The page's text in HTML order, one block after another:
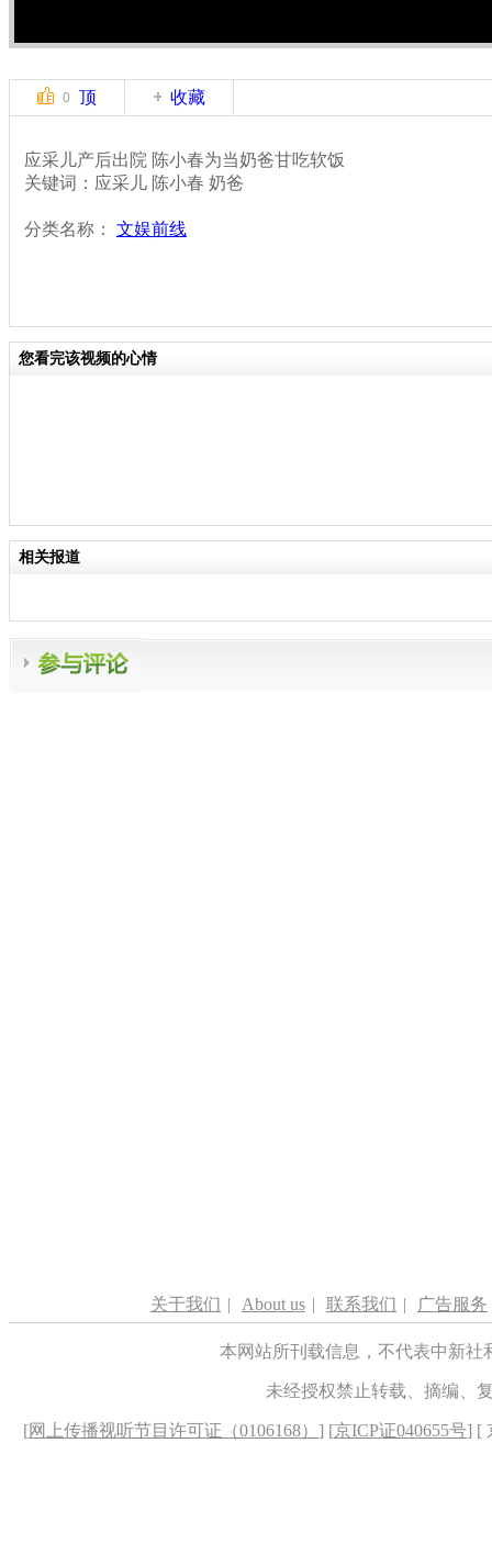
0 顶 收藏
应采儿产后出院 陈小春为当奶爸甘吃软饭
关键词：应采儿 陈小春 奶爸
分类名称： 文娱前线
您看完该视频的心情
相关报道
关于我们 | About us | 联系我们 | 广告服务
本网站所刊载信息，不代表中新
未经授权禁止转载、摘编、
[网上传播视听节目许可证（0106168） ] [京ICP证040655号] [